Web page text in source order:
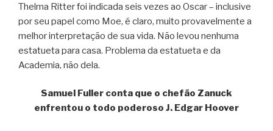
Thelma Ritter foi indicada seis vezes ao Oscar – inclusive
por seu papel como Moe, é claro, muito provavelmente a
melhor interpretação de sua vida. Não levou nenhuma
estatueta para casa. Problema da estatueta e da
Academia, não dela.
Samuel Fuller conta que o chefão Zanuck
enfrentou o todo poderoso J. Edgar Hoover